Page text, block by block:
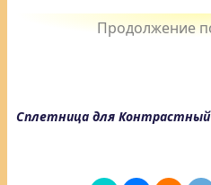
Сплетница для Контрастный